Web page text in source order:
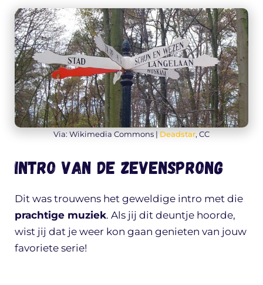
Via: Wikimedia Commons | Deadstar, CC
Intro van De Zevensprong
Dit was trouwens het geweldige intro met die
prachtige muziek. Als jij dit deuntje hoorde,
wist jij dat je weer kon gaan genieten van jouw
favoriete serie!